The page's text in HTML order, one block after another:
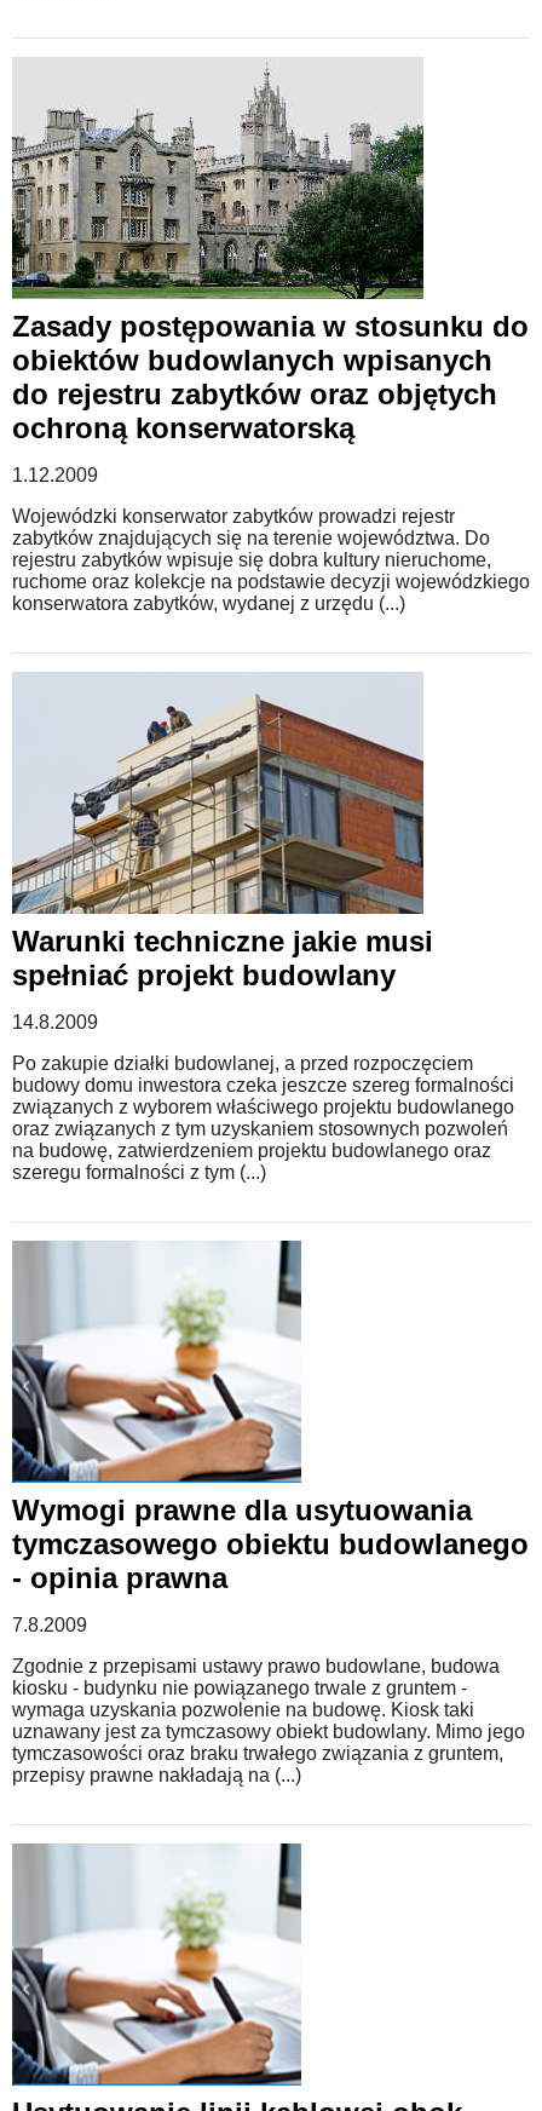
Zasady postępowania w stosunku do
obiektów budowlanych wpisanych
do rejestru zabytków oraz objętych
ochroną konserwatorską
1.12.2009
Wojewódzki konserwator zabytków prowadzi rejestr
zabytków znajdujących się na terenie województwa. Do
rejestru zabytków wpisuje się dobra kultury nieruchome,
ruchome oraz kolekcje na podstawie decyzji wojewódzkiego
konserwatora zabytków, wydanej z urzędu (...)
Warunki techniczne jakie musi
spełniać projekt budowlany
14.8.2009
Po zakupie działki budowlanej, a przed rozpoczęciem
budowy domu inwestora czeka jeszcze szereg formalności
związanych z wyborem właściwego projektu budowlanego
oraz związanych z tym uzyskaniem stosownych pozwoleń
na budowę, zatwierdzeniem projektu budowlanego oraz
szeregu formalności z tym (...)
Wymogi prawne dla usytuowania
tymczasowego obiektu budowlanego
- opinia prawna
7.8.2009
Zgodnie z przepisami ustawy prawo budowlane, budowa
kiosku - budynku nie powiązanego trwale z gruntem -
wymaga uzyskania pozwolenie na budowę. Kiosk taki
uznawany jest za tymczasowy obiekt budowlany. Mimo jego
tymczasowości oraz braku trwałego związania z gruntem,
przepisy prawne nakładają na (...)